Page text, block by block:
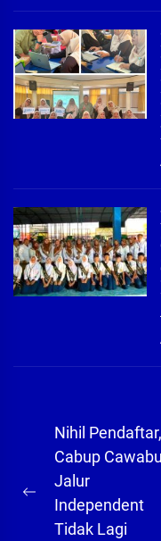
Navigasi
pos
Previous
post:
Nihil Pendaftar,
Cabup
Jalur
Independent
Tidak Lagi